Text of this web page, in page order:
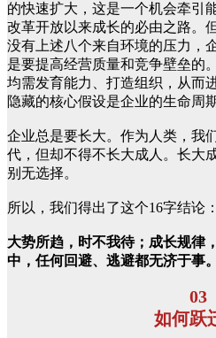
的快速扩大，这是一个机会牵引
改革开放以来成长的必由之路。
没有上述八个来自环境的压力，
是要提高经营质量和竞争壁垒的
均需发育能力、打造组织，从而
隐藏的核心假设是企业的生命周
企业总是要长大。作为人类，我
代，但却不得不长大成人。长大
别无选择。
所以，我们得出了这个16字结论：
大势所趋，时不我待；成长规律
中，任何回避、逃避都无济于事。
03
如何跃